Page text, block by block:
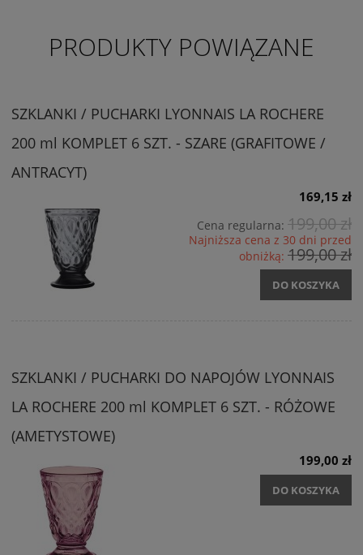
PRODUKTY POWIĄZANE
SZKLANKI / PUCHARKI LYONNAIS LA ROCHERE
200 ml KOMPLET 6 SZT. - SZARE (GRAFITOWE /
ANTRACYT)
169,15 zł
Cena regularna: 199,00 zł
Najniższa cena z 30 dni przed
obniżką: 199,00 zł
DO KOSZYKA
SZKLANKI / PUCHARKI DO NAPOJÓW LYONNAIS
LA ROCHERE 200 ml KOMPLET 6 SZT. - RÓŻOWE
(AMETYSTOWE)
199,00 zł
DO KOSZYKA